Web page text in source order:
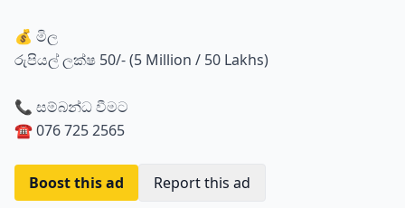
💰 මිල
රුපියල් ලක්ෂ 50/- (5 Million / 50 Lakhs)
📞 සම්බන්ධ වීමට
☎️ 076 725 2565
Boost this ad Report this ad